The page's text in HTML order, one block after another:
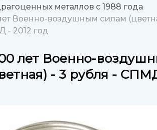
металлов с 1988 года
Военно-воздушным силам
- 2012 год
лет Военно-
- 3 рубля -